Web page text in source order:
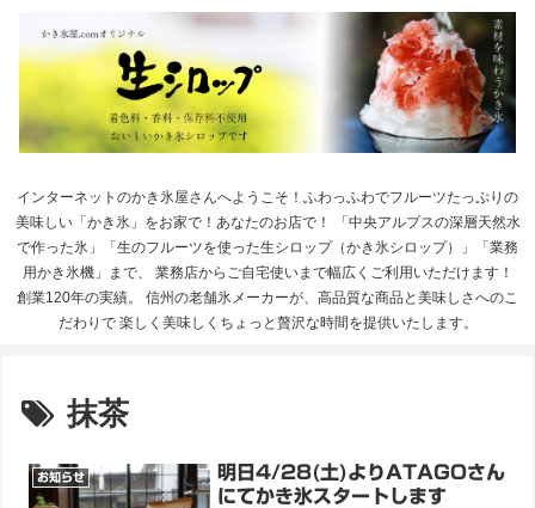
インターネットのかき氷屋さんへようこそ！ふわっふわでフルーツたっぷりの
美味しい「かき氷」をお家で！あなたのお店で！ 「中央アルプスの深層天然水
で作った氷」「生のフルーツを使った生シロップ（かき氷シロップ）」「業務
用かき氷機」まで、 業務店からご自宅使いまで幅広くご利用いただけます！
創業120年の実績。 信州の老舗氷メーカーが、高品質な商品と美味しさへのこ
だわりで 楽しく美味しくちょっと贅沢な時間を提供いたします。
抹茶
お知らせ
明日4/28(土)よりATAGOさん
にてかき氷スタートします